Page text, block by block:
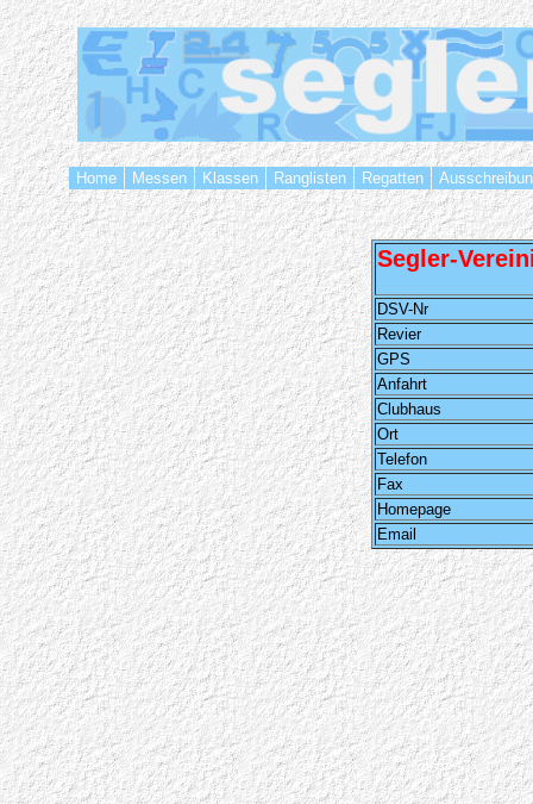
Home Messen Klassen Ranglisten Regatten
Segler-
DSV-Nr
Revier
GPS
Anfahrt
Clubhaus
Ort
Telefon
Fax
Homepage
Email